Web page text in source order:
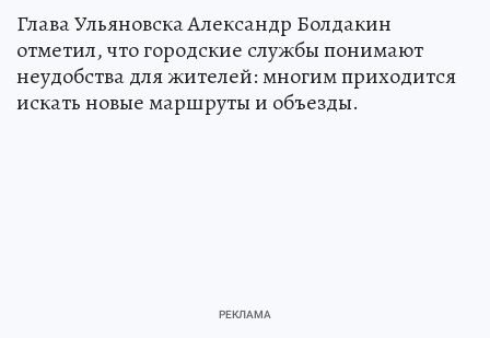
Глава Ульяновска Александр Болдакин
отметил, что городские службы понимают
неудобства для жителей: многим приходится
искать новые маршруты и объезды.